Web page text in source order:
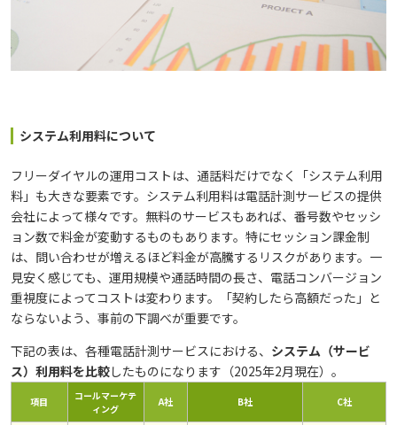
システム利用料について
フリーダイヤルの運用コストは、通話料だけでなく「システム利用
料」も大きな要素です。システム利用料は電話計測サービスの提供
会社によって様々です。無料のサービスもあれば、番号数やセッシ
ョン数で料金が変動するものもあります。特にセッション課金制
は、問い合わせが増えるほど料金が高騰するリスクがあります。一
見安く感じても、運用規模や通話時間の長さ、電話コンバージョン
重視度によってコストは変わります。「契約したら高額だった」と
ならないよう、事前の下調べが重要です。
下記の表は、各種電話計測サービスにおける、 システム（サービ
ス）利用料を比較したものになります（2025年2月現在）。
項目
コールマーケテ
ィング
A社 B社 C社